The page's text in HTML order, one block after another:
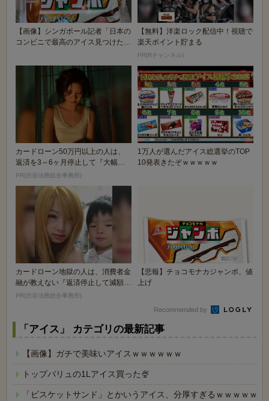
【画像】シンガポール記者「日本の
コンビニで最高のアイス見つけた
【無料】洋楽ロック配信中！視聴で
楽天ポイント貯まる
PR(Rチャンネル)
カードローン50万円以上の人は、
返済を3～6ヶ月停止して『大幅に
減額してから返済...
PR(渋谷法務総合事務所)
1万人が選んだアイス総選挙のTOP
10発表きたぞｗｗｗｗｗ
カードローン地獄の人は、消費者金
融が教えない『返済停止して減額・
免除する方法』で...
PR(渋谷法務総合事務所)
【悲報】チョコモナカジャンボ、値
上げ
Recommended by
「アイス」 カテゴリの最新記事
【画像】ガチで美味いアイスｗｗｗｗｗｗ
トップバリュの1Lアイス買った🍨
「ビスケットサンド」とかいうアイス、分厚すぎるｗｗｗｗｗ